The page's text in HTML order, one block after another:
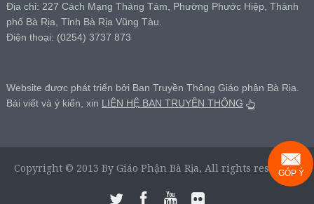
Địa chỉ: 227 Cách Mạng Tháng Tám, Phường Phước Hiệp, Thành
phố Bà Rịa, Tỉnh Bà Rịa Vũng Tàu.
Điện thoại: (0254) 3737 873
Website được phát triển bởi Ban Truyền Thông Giáo phận Bà Rịa.
Bài viết và ý kiến, xin LIÊN HỆ BAN TRUYỀN THÔNG
Copyright © 2013 By Giáo Phận Bà Rịa, All rights reserved.
GÓP Ý